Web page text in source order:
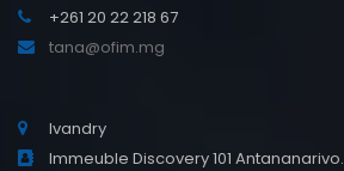
+261 20 22 218 67
tana@ofim.mg
Ivandry
Immeuble Discovery 101 Antananarivo.